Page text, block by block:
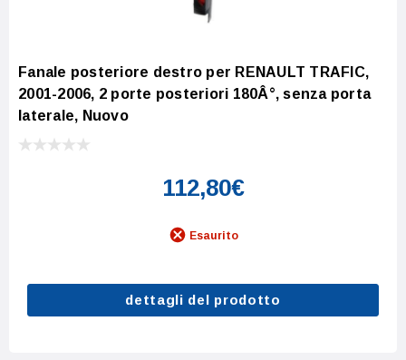
Fanale posteriore destro per RENAULT TRAFIC,
2001-2006, 2 porte posteriori 180Â°, senza porta
laterale, Nuovo
112,80€
Esaurito
dettagli del prodotto